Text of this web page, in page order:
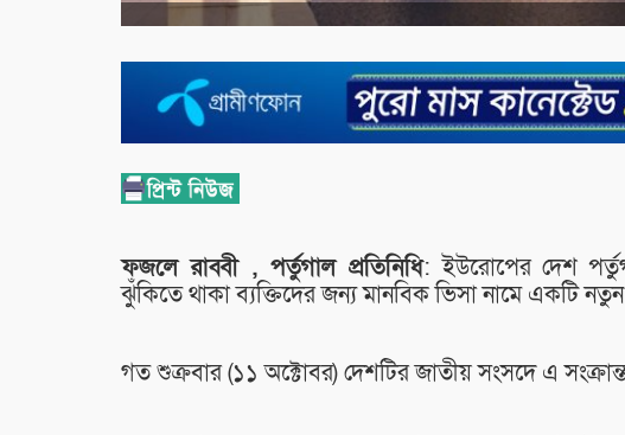
ফজলে রাব্বী , পর্তুগাল প্রতিনিধি: ইউরোপের দেশ
ঝুঁকিতে থাকা ব্যক্তিদের জন্য মানবিক ভিসা নামে একটি
গত শুক্রবার (১১ অক্টোবর) দেশটির জাতীয় সংসদে এ